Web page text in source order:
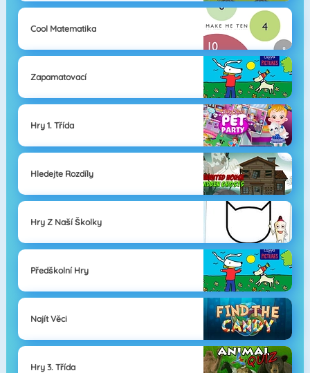
Cool Matematika
Zapamatovací
Hry 1. Třída
Hledejte Rozdíly
Hry Z Naší Školky
Předškolní Hry
Najít Věci
Hry 3. Třída